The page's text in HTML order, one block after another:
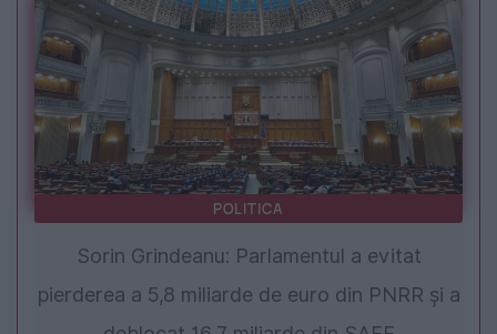
POLITICA
Sorin Grindeanu: Parlamentul a evitat
pierderea a 5,8 miliarde de euro din PNRR și a